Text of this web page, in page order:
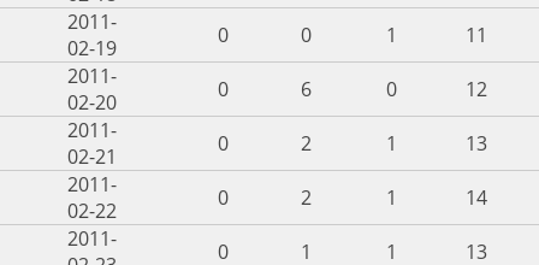
2011-
02-19
0 0 1
11
2011-
02-20
0 6 0
12
2011-
02-21
0 2 1
13
2011-
02-22
0 2 1
14
2011-
0 1 1
13